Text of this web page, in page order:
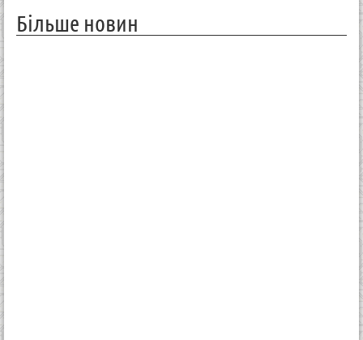
Більше новин